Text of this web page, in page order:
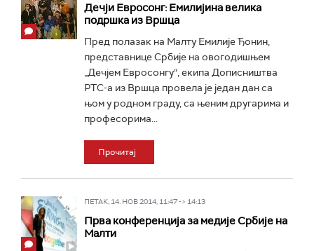
Дечји Евросонг: Емилијина велика
подршка из Вршца
Пред полазак на Малту Емилије Ђонин,
представнице Србије на овогодишњем
„Дечјем Евросонгу“, екипа Дописништва
РТС-а из Вршца провела је један дан са
њом у родном граду, са њеним другарима и
професорима...
Прочитај
ПЕТАК, 14. НОВ 2014, 11:47 -> 14:13
Прва конференција за медије Србије на
Малти